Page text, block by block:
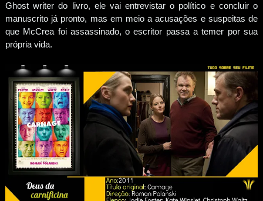
Ghost writer do livro, ele vai entrevistar o político e concluir o
manuscrito já pronto, mas em meio a acusações e suspeitas de
que McCrea foi assassinado, o escritor passa a temer por sua
própria vida.